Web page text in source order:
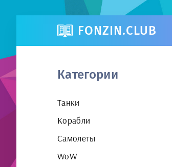
FONZIN.CLUB
Категории
Танки
Корабли
Самолеты
WoW